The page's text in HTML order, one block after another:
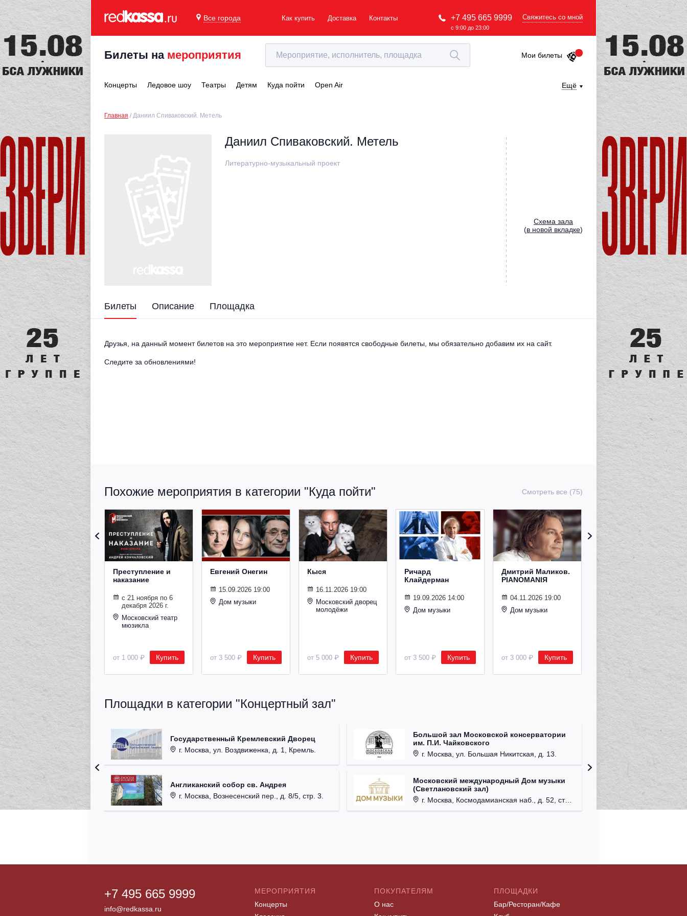
Все города Как купить Доставка Контакты +7 495 665 9999
с 9:00 до 23:00
Свяжитесь со мной
Билеты на мероприятия Мои билеты
Концерты Ледовое шоу Театры Детям Куда пойти Open Air Ещё
Главная Даниил Спиваковский. Метель
Даниил Спиваковский. Метель
Литературно-музыкальный проект
Cхема зала
(в новой вкладке)
Билеты Описание Площадка
Друзья, на данный момент билетов на это мероприятие нет. Если появятся свободные билеты, мы обязательно добавим их на сайт.
Следите за обновлениями!
Похожие мероприятия в категории "Куда пойти" Смотреть все (75)
Преступление и
наказание
с 21 ноября по 6
декабря 2026 г.
Московский театр
мюзикла
от 1 000 ₽ Купить
Евгений Онегин
15.09.2026 19:00
Дом музыки
от 3 500 ₽ Купить
Кыся
16.11.2026 19:00
Московский дворец
молодёжи
от 5 000 ₽ Купить
Ричард
Клайдерман
19.09.2026 14:00
Дом музыки
от 3 500 ₽ Купить
Дмитрий Маликов.
PIANOMANIЯ
04.11.2026 19:00
Дом музыки
от 3 000 ₽ Купить
Рождественский
концерт
Владимира
Спивакова
24.12.2026 19:00
Дом музыки
от 8 500 ₽ Купить
Площадки в категории "Концертный зал"
Государственный Кремлевский Дворец
г. Москва, ул. Воздвиженка, д. 1, Кремль.
Англиканский собор св. Андрея
г. Москва, Вознесенский пер., д. 8/5, стр. 3.
Большой зал Московской консерватории
им. П.И. Чайковского
г. Москва, ул. Большая Никитская, д. 13.
Московский международный Дом музыки
(Светлановский зал)
г. Москва, Космодамианская наб., д. 52, стр. 8.
г.
Клуб
г.
+7 495 665 9999
info@redkassa.ru
МЕРОПРИЯТИЯ
Концерты
ПОКУПАТЕЛЯМ
О нас
ПЛОЩАДКИ
Бар/Ресторан/Кафе